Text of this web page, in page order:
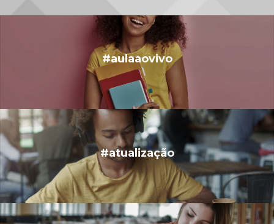
#aulaaovivo
#atualização